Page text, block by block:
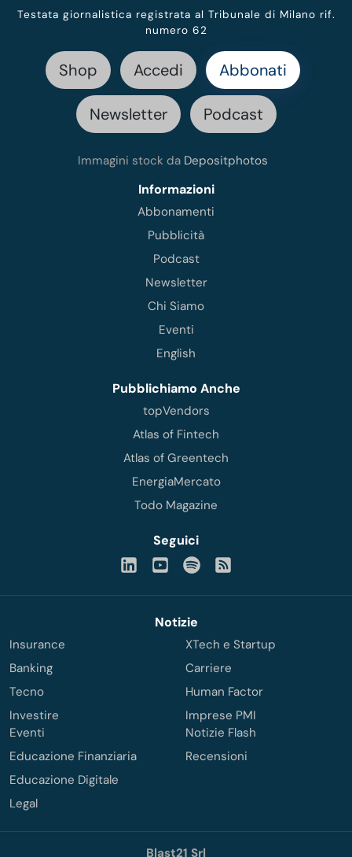
Testata giornalistica registrata al Tribunale di Milano rif.
numero 62
Shop Accedi Abbonati
Newsletter Podcast
Immagini stock da Depositphotos
Informazioni
Abbonamenti
Pubblicità
Podcast
Newsletter
Chi Siamo
Eventi
English
Pubblichiamo Anche
topVendors
Atlas of Fintech
Atlas of Greentech
EnergiaMercato
Todo Magazine
Seguici
Notizie
Insurance
Banking
Tecno
Investire
XTech e Startup
Carriere
Human Factor
Imprese PMI
Eventi
Educazione Finanziaria
Educazione Digitale
Legal
Notizie Flash
Recensioni
Blast21 Srl